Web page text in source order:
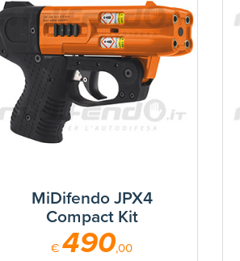
MiDifendo JPX4
Compact Kit
€490,00